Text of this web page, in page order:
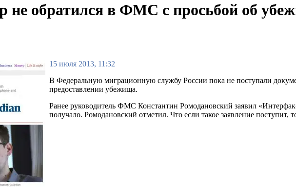
не обратился в ФМС с просьбой об
15 июля 2013, 11:32
В Федеральную миграционную службу России пока не поступали
предоставлении убежища.
Ранее руководитель ФМС Константин Ромодановский заявил
получало. Ромодановский отметил. Что если такое заявление поступит,